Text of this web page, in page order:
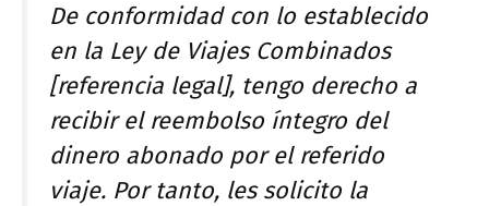
De conformidad con lo establecido
en la Ley de Viajes Combinados
[referencia legal], tengo derecho a
recibir el reembolso íntegro del
dinero abonado por el referido
viaje. Por tanto, les solicito la